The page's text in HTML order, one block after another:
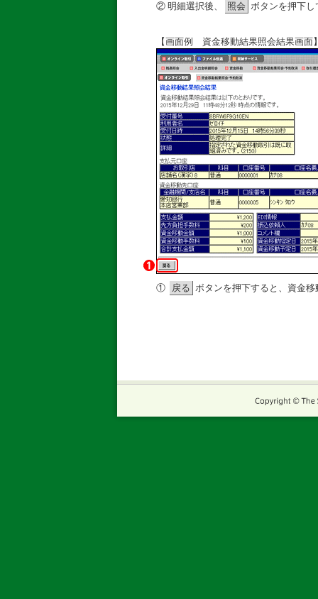
② 明細選択後、 照会 ボタンを押下
【画面例 資金移動結果照会結果画面
① 戻る ボタンを押下すると、資金